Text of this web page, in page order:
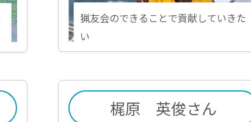
猟友会のできることで貢献していきた
い
梶原 英俊さん